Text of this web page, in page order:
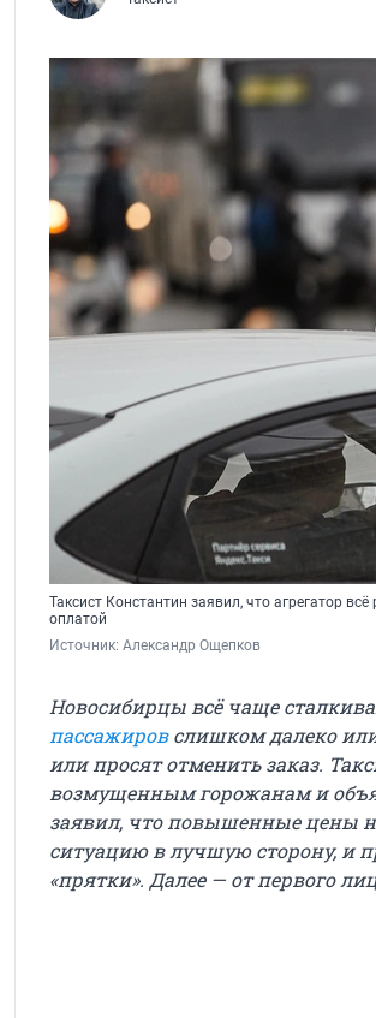
Таксист Константин заявил, что агрегатор
оплатой
Источник: Александр Ощепков
Новосибирцы всё чаще
пассажировслишком далеко
или просят отменить заказ.
возмущенным горожанам и
заявил, что повышенные цены
ситуацию в лучшую сторону, и
«прятки». Далее — от первого